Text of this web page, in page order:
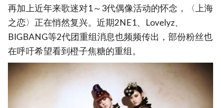
再加上近年来歌迷对1～3代偶像活动的怀念，〈上海
之恋〉正在悄然复兴。近期2NE1、Lovelyz、
BIGBANG等2代团重组消息也频频传出，部份粉丝也
在呼吁希望看到橙子焦糖的重组。